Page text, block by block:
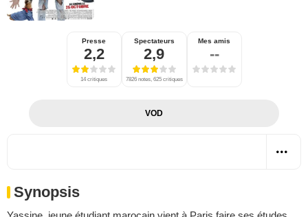
Presse
2,2
14 critiques
Spectateurs
2,9
7826 notes, 625 critiques
Mes amis
--
VOD
Synopsis